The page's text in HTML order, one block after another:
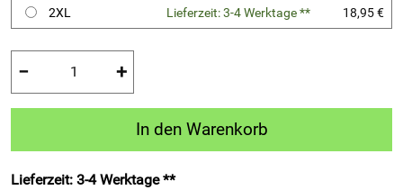
2XL
Lieferzeit: 3-4 Werktage ** 18,95 €
− +
In den Warenkorb
Lieferzeit: 3-4 Werktage **